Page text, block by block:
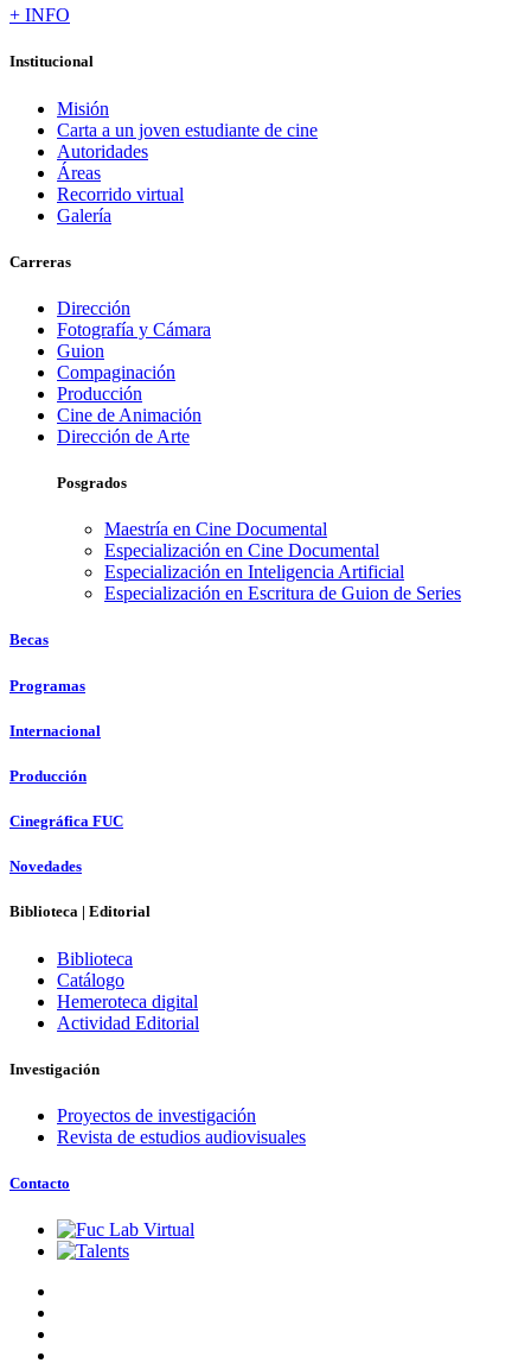
+ INFO
Institucional
Misión
Carta a un joven estudiante de cine
Autoridades
Áreas
Recorrido virtual
Galería
Carreras
Dirección
Fotografía y Cámara
Guion
Compaginación
Producción
Cine de Animación
Dirección de Arte
Posgrados
Maestría en Cine Documental
Especialización en Cine Documental
Especialización en Inteligencia Artificial
Especialización en Escritura de Guion de Series
Becas
Programas
Internacional
Producción
Cinegráfica FUC
Novedades
Biblioteca | Editorial
Biblioteca
Catálogo
Hemeroteca digital
Actividad Editorial
Investigación
Proyectos de investigación
Revista de estudios audiovisuales
Contacto